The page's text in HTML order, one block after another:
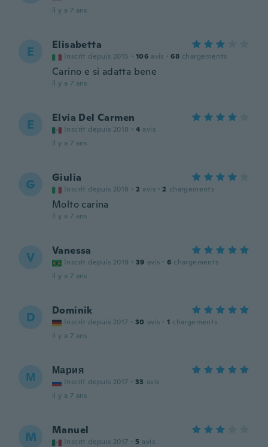
il y a 7 ans
E Elisabetta
Inscrit depuis 2015 · 106 avis · 68 chargements
Carino e si adatta bene
il y a 7 ans
E Elvia Del Carmen
Inscrit depuis 2018 · 4 avis
il y a 7 ans
G Giulia
Inscrit depuis 2018 · 2 avis · 2 chargements
Molto carina
il y a 7 ans
V Vanessa
Inscrit depuis 2019 · 39 avis · 6 chargements
il y a 7 ans
D Dominik
Inscrit depuis 2017 · 30 avis · 1 chargements
il y a 7 ans
М Мария
Inscrit depuis 2017 · 33 avis
il y a 7 ans
M Manuel
Inscrit depuis 2017 · 5 avis